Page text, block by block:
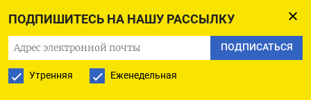
ПОДПИШИТЕСЬ НА НАШУ РАССЫЛКУ
ПОДПИСАТЬСЯ
Утренняя Еженедельная
в ООН в 1948 году — в Конвенции
о предупреждении преступления геноцида
и наказании за него. Он обозначал преступные
действия, совершаемые с намерением